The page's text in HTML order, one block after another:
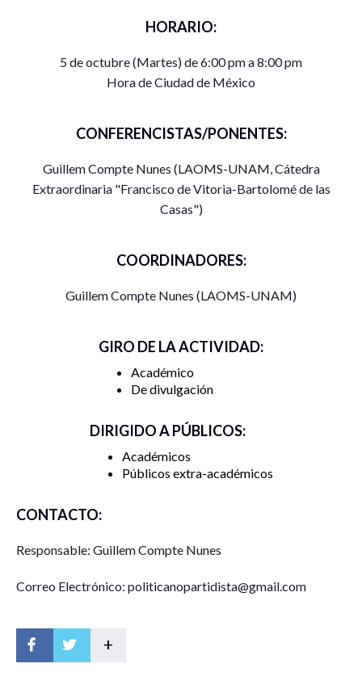
HORARIO:
5 de octubre (Martes) de 6:00 pm a 8:00 pm
Hora de Ciudad de México
CONFERENCISTAS/PONENTES:
Guillem Compte Nunes (LAOMS-UNAM, Cátedra
Extraordinaria "Francisco de Vitoria-Bartolomé de las
Casas")
COORDINADORES:
Guillem Compte Nunes (LAOMS-UNAM)
GIRO DE LA ACTIVIDAD:
Académico
De divulgación
DIRIGIDO A PÚBLICOS:
Académicos
Públicos extra-académicos
CONTACTO:
Responsable: Guillem Compte Nunes
Correo Electrónico: politicanopartidista@gmail.com
+